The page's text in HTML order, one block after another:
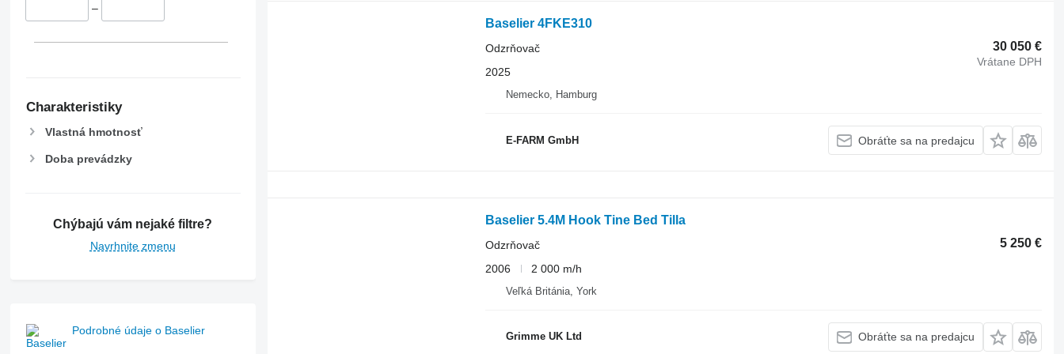
–
Charakteristiky
Vlastná hmotnosť
Doba prevádzky
Chýbajú vám nejaké filtre?
Navrhnite zmenu
Podrobné údaje o Baselier
Baselier 4FKE310
30 050 €
Vrátane DPH
Odzrňovač
2025
Nemecko, Hamburg
E-FARM GmbH Obráťte sa na predajcu
Baselier 5.4M Hook Tine Bed Tilla
5 250 €
Odzrňovač
2006
2 000 m/h
Veľká Británia, York
Grimme UK Ltd Obráťte sa na predajcu